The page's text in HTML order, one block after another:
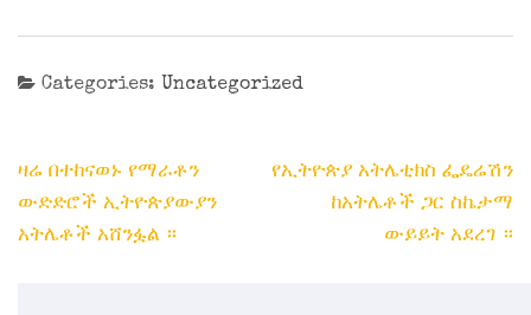
Categories: Uncategorized
Post
navigation
ዛሬ በተከናወኑ የማራቶን
ውድድሮች ኢትዮጵያውያን
አትሌቶች አሸንፏል ።
የኢትዮጵያ አትሌቲክስ ፌዴሬሽን
ከአትሌቶች ጋር ስኬታማ
ውይይት አደረገ ።